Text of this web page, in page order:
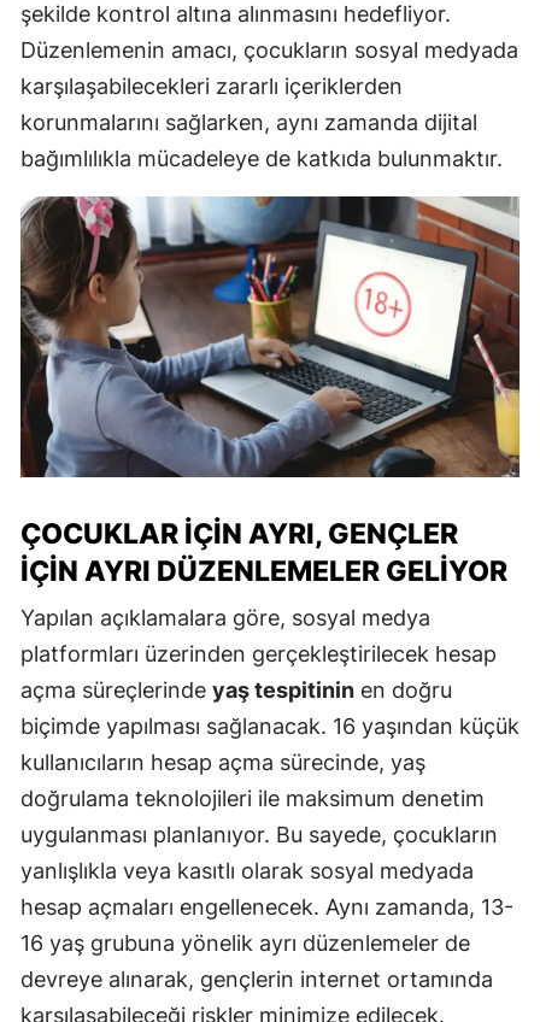
şekilde kontrol altına alınmasını hedefliyor.
Düzenlemenin amacı, çocukların sosyal medyada
karşılaşabilecekleri zararlı içeriklerden
korunmalarını sağlarken, aynı zamanda dijital
bağımlılıkla mücadeleye de katkıda bulunmaktır.
ÇOCUKLAR İÇIN AYRI, GENÇLER
İÇIN AYRI DÜZENLEMELER GELIYOR
Yapılan açıklamalara göre, sosyal medya
platformları üzerinden gerçekleştirilecek hesap
açma süreçlerinde yaş tespitinin en doğru
biçimde yapılması sağlanacak. 16 yaşından küçük
kullanıcıların hesap açma sürecinde, yaş
doğrulama teknolojileri ile maksimum denetim
uygulanması planlanıyor. Bu sayede, çocukların
yanlışlıkla veya kasıtlı olarak sosyal medyada
hesap açmaları engellenecek. Aynı zamanda, 13-
16 yaş grubuna yönelik ayrı düzenlemeler de
devreye alınarak, gençlerin internet ortamında
karşılaşabileceği riskler minimize edilecek.